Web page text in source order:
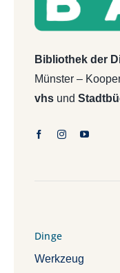
Bibliothek der
Münster –
vhsund
Dinge
Werkzeug